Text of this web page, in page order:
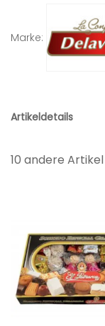
Marke:
Artikeldetails
10 andere